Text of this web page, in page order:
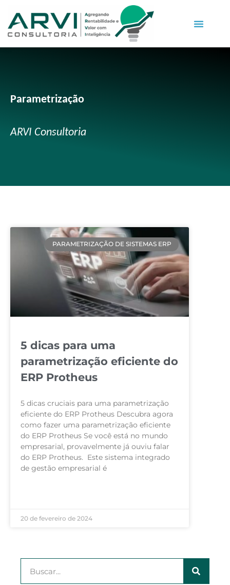
Parametrização
ARVI Consultoria
PARAMETRIZAÇÃO DE SISTEMAS ERP
5 dicas para uma
parametrização eficiente do
ERP Protheus
5 dicas cruciais para uma parametrização
eficiente do ERP Protheus Descubra agora
como fazer uma parametrização eficiente
do ERP Protheus Se você está no mundo
empresarial, provavelmente já ouviu falar
do ERP Protheus. Este sistema integrado
de gestão empresarial é
20 de fevereiro de 2024